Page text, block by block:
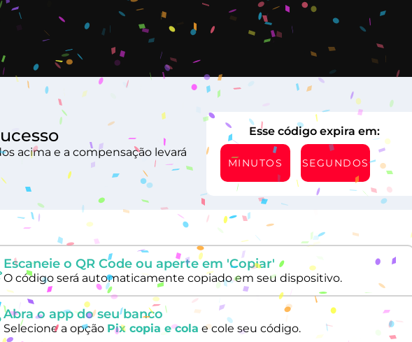
acima e a compensação levará
Esse código expira em:
MINUTOS SEGUNDOS
Escaneie o QR Code ou aperte em 'Copiar'
O código será automaticamente copiado em seu dispositivo.
Abra o app do seu banco
Selecione a opção Pix copia e cola e cole seu código.